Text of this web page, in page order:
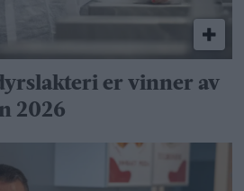
er vinner av
2026